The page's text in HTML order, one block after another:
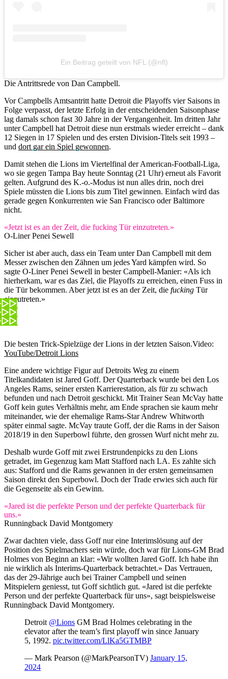
Ein Beitrag geteilt von NFL (@nfl)
Die Antrittsrede von Dan Campbell.
Vor Campbells Amtsantritt hatte Detroit die Playoffs vier Saisons in
Folge verpasst, der letzte Erfolg in der entscheidenden Saisonphase
lag damals schon fast 30 Jahre in der Vergangenheit. Im dritten Jahr
unter Campbell hat Detroit diese nun erstmals wieder erreicht – dank
12 Siegen in 17 Spielen und des ersten Division-Titels seit 1993 –
und dort gar ein Spiel gewonnen.
Damit stehen die Lions im Viertelfinal der American-Football-Liga,
wo sie gegen Tampa Bay heute Sonntag (21 Uhr) erneut als Favorit
gelten. Aufgrund des K.-o.-Modus ist nun alles drin, noch drei
Spiele müssten die Lions bis zum Titel gewinnen. Einfach wird das
gerade gegen Konkurrenten wie San Francisco oder Baltimore
nicht.
«Jetzt ist es an der Zeit, die fucking Tür einzutreten.»
O-Liner Penei Sewell
Sicher ist aber auch, dass ein Team unter Dan Campbell mit dem
Messer zwischen den Zähnen um jedes Yard kämpfen wird. So
sagte O-Liner Penei Sewell in bester Campbell-Manier: «Als ich
hierherkam, war es das Ziel, die Playoffs zu erreichen, einen Fuss in
die Tür bekommen. Aber jetzt ist es an der Zeit, die fucking Tür
einzutreten.»
Die besten Trick-Spielzüge der Lions in der letzten Saison.Video:
YouTube/Detroit Lions
Eine andere wichtige Figur auf Detroits Weg zu einem
Titelkandidaten ist Jared Goff. Der Quarterback wurde bei den Los
Angeles Rams, seiner ersten Karrierestation, als für zu schwach
befunden und nach Detroit geschickt. Mit Trainer Sean McVay hatte
Goff kein gutes Verhältnis mehr, am Ende sprachen sie kaum mehr
miteinander, wie der ehemalige Rams-Star Andrew Whitworth
später einmal sagte. McVay traute Goff, der die Rams in der Saison
2018/19 in den Superbowl führte, den grossen Wurf nicht mehr zu.
Deshalb wurde Goff mit zwei Erstrundenpicks zu den Lions
getradet, im Gegenzug kam Matt Stafford nach LA. Es zahlte sich
aus: Stafford und die Rams gewannen in der ersten gemeinsamen
Saison direkt den Superbowl. Doch der Trade erwies sich auch für
die Gegenseite als ein Gewinn.
«Jared ist die perfekte Person und der perfekte Quarterback für
uns.»
Runningback David Montgomery
Zwar dachten viele, dass Goff nur eine Interimslösung auf der
Position des Spielmachers sein würde, doch war für Lions-GM Brad
Holmes von Beginn an klar: «Wir wollten Jared Goff. Ich habe ihn
nie wirklich als Interims-Quarterback betrachtet.» Das Vertrauen,
das der 29-Jährige auch bei Trainer Campbell und seinen
Mitspielern geniesst, tut Goff sichtlich gut. «Jared ist die perfekte
Person und der perfekte Quarterback für uns», sagt beispielsweise
Runningback David Montgomery.
Detroit @Lions GM Brad Holmes celebrating in the
elevator after the team’s first playoff win since January
5, 1992. pic.twitter.com/LlKa5GTMBP
— Mark Pearson (@MarkPearsonTV) January 15,
2024